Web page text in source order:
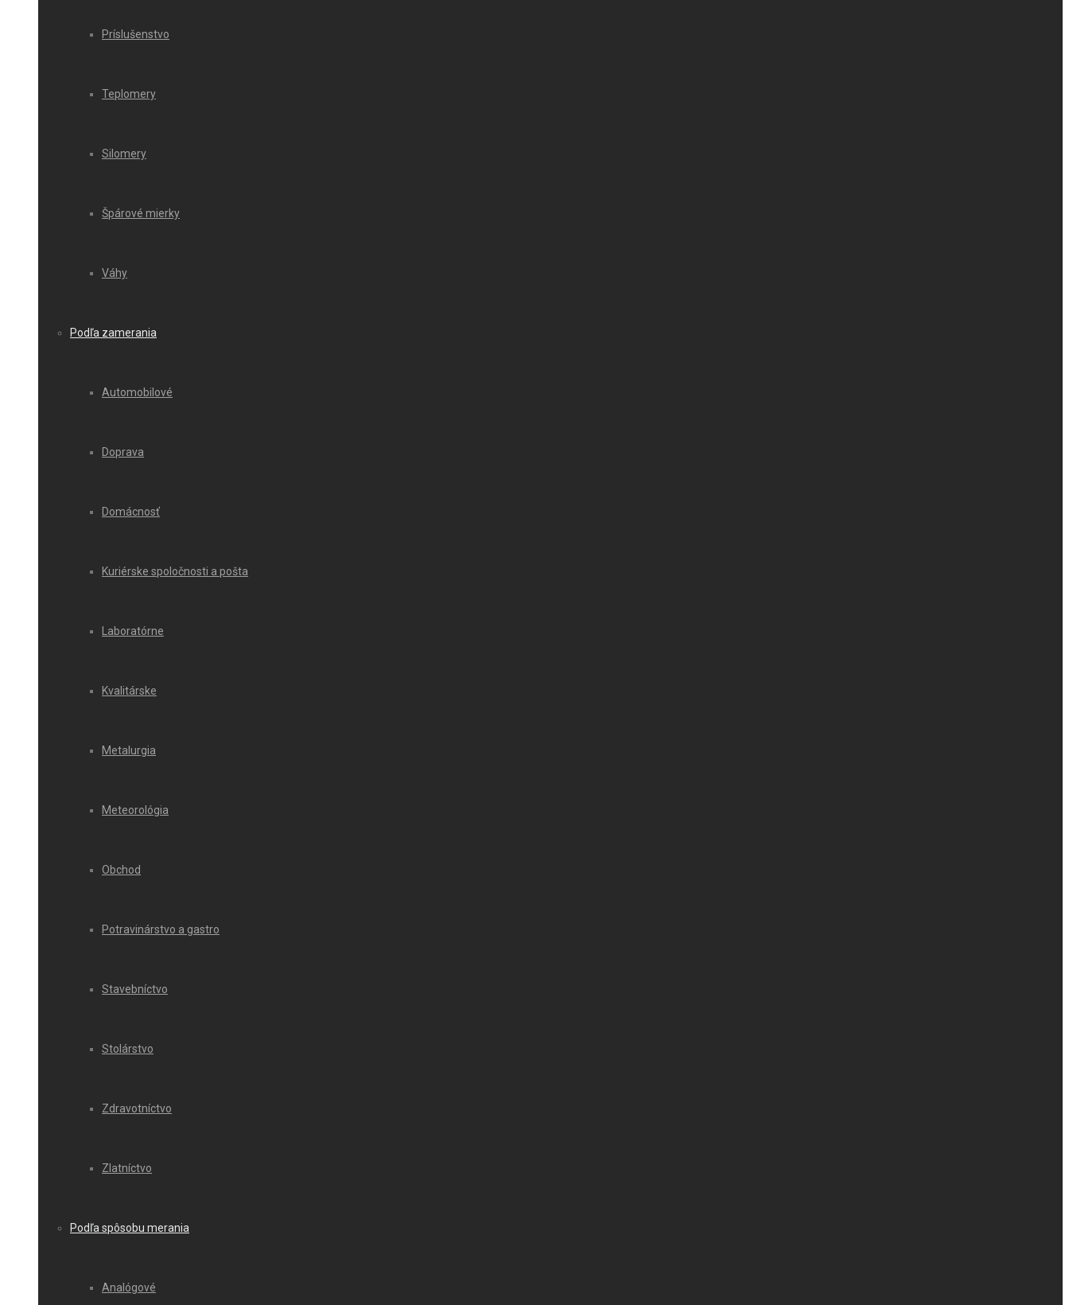
Príslušenstvo
Teplomery
Silomery
Špárové mierky
Váhy
Podľa zamerania
Automobilové
Doprava
Domácnosť
Kuriérske spoločnosti a pošta
Laboratórne
Kvalitárske
Metalurgia
Meteorológia
Obchod
Potravinárstvo a gastro
Stavebníctvo
Stolárstvo
Zdravotníctvo
Zlatníctvo
Podľa spôsobu merania
Analógové